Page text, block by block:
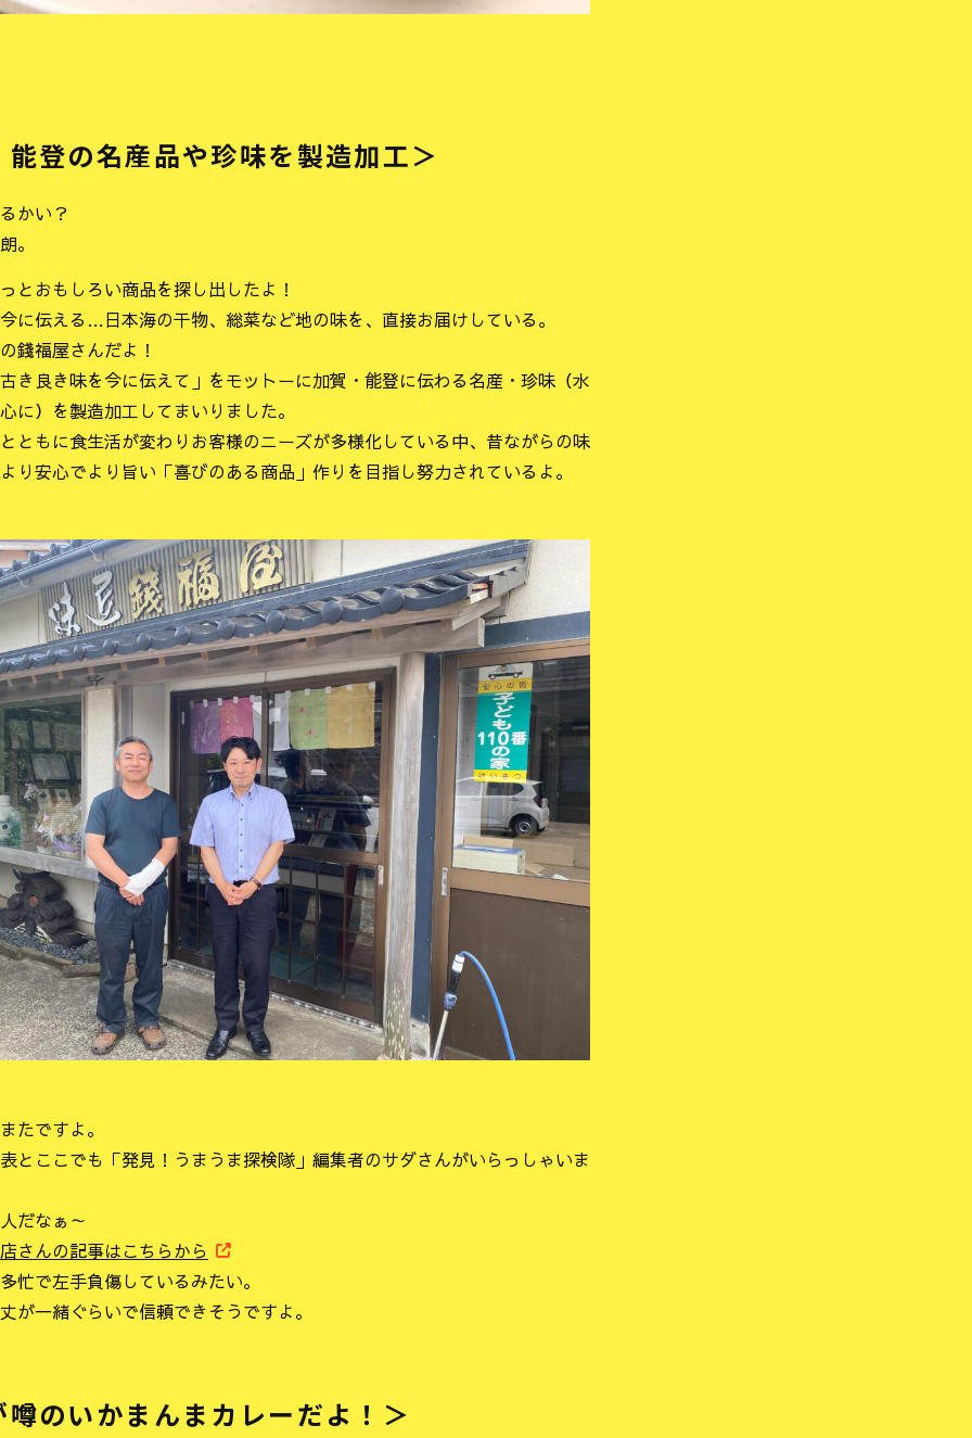
能登の名産品や珍味を製造加工＞
かい？
。
とおもしろい商品を探し出したよ！
に伝える…日本海の干物、総菜など地の味を、直接お届けしている。
錢福屋さんだよ！
き良き味を今に伝えて」をモットーに加賀・能登に伝わる名産・珍味（水
に）を製造加工してまいりました。
ともに食生活が変わりお客様のニーズが多様化している中、昔ながらの味
り安心でより旨い「喜びのある商品」作りを目指し努力されているよ。
たですよ。
とここでも「発見！うまうま探検隊」編集者のサダさんがいらっしゃいま
だなぁ～
さんの記事はこちらから
忙で左手負傷しているみたい。
が一緒ぐらいで信頼できそうですよ。
噂のいかまんまカレーだよ！＞